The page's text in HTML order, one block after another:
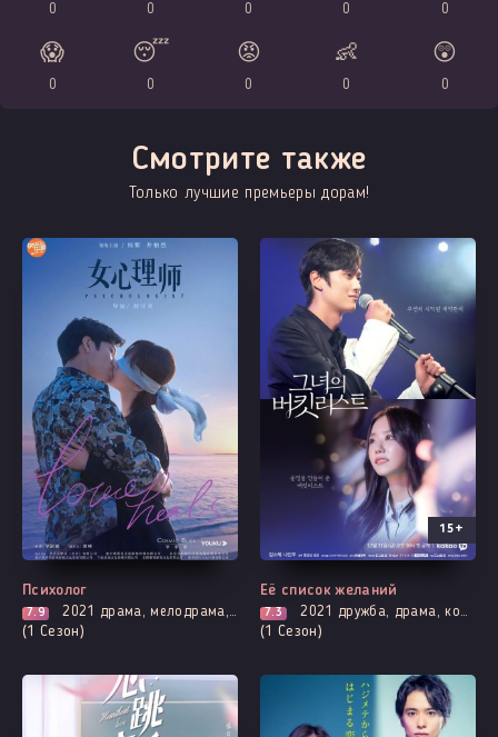
0 0 0 0 0
😱
0
😴
0
😡
0
👶
0
😲
0
Смотрите также
Только лучшие премьеры дорам!
Выходит - 27 Серия
Психолог
7.9 2021 драма, мелодрама, адаптация новел, психология, романтика, триллер
(1 Сезон)
Все серии
15+
Её список желаний
7.3 2021 дружба, драма, комедия, мелодрама, музыкальные, вебтун, романтика, смерть
(1 Сезон)